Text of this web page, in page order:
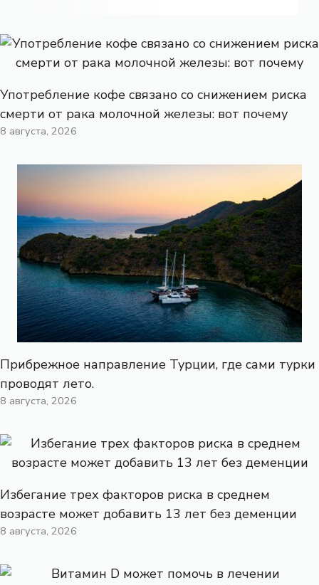
Употребление кофе связано со снижением риска
смерти от рака молочной железы: вот почему
8 августа, 2026
Прибрежное направление Турции, где сами турки
проводят лето.
8 августа, 2026
Избегание трех факторов риска в среднем
возрасте может добавить 13 лет без деменции
8 августа, 2026